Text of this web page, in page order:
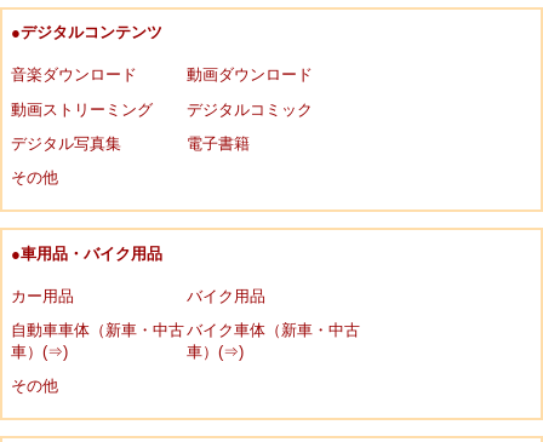
●デジタルコンテンツ
音楽ダウンロード
動画ダウンロード
動画ストリーミング
デジタルコミック
デジタル写真集
電子書籍
その他
●車用品・バイク用品
カー用品
バイク用品
自動車車体（新車・中古
車）(⇒)
バイク車体（新車・中古
車）(⇒)
その他